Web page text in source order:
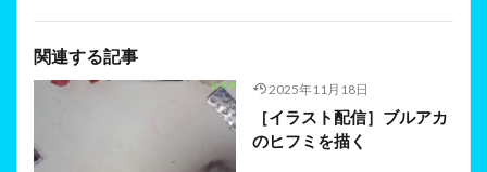
関連する記事
2025年11月18日
［イラスト配信］ブルアカ
のヒフミを描く